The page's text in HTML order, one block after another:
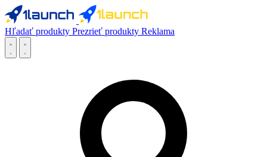
Hľadať produkty Prezrieť produkty Reklama